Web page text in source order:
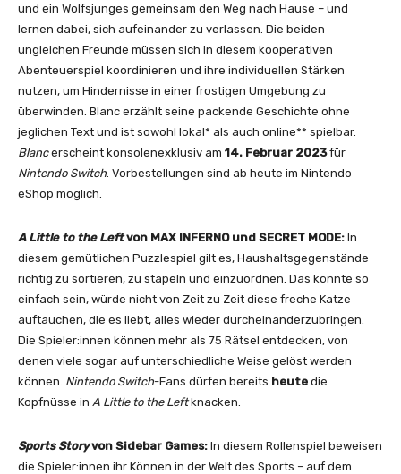
und ein Wolfsjunges gemeinsam den Weg nach Hause – und
lernen dabei, sich aufeinander zu verlassen. Die beiden
ungleichen Freunde müssen sich in diesem kooperativen
Abenteuerspiel koordinieren und ihre individuellen Stärken
nutzen, um Hindernisse in einer frostigen Umgebung zu
überwinden. Blanc erzählt seine packende Geschichte ohne
jeglichen Text und ist sowohl lokal* als auch online** spielbar.
Blancerscheint konsolenexklusiv am 14. Februar 2023für
Nintendo Switch . Vorbestellungen sind ab heute im Nintendo
eShop möglich.
A Little to the Left von MAX INFERNO und SECRET MODE: In
diesem gemütlichen Puzzlespiel gilt es, Haushaltsgegenstände
richtig zu sortieren, zu stapeln und einzuordnen. Das könnte so
einfach sein, würde nicht von Zeit zu Zeit diese freche Katze
auftauchen, die es liebt, alles wieder durcheinanderzubringen.
Die Spieler:innen können mehr als 75 Rätsel entdecken, von
denen viele sogar auf unterschiedliche Weise gelöst werden
können. Nintendo Switch-Fans dürfen bereits heute die
Kopfnüsse in A Little to the Leftknacken.
Sports Storyvon Sidebar Games: In diesem Rollenspiel beweisen
die Spieler:innen ihr Können in der Welt des Sports – auf dem